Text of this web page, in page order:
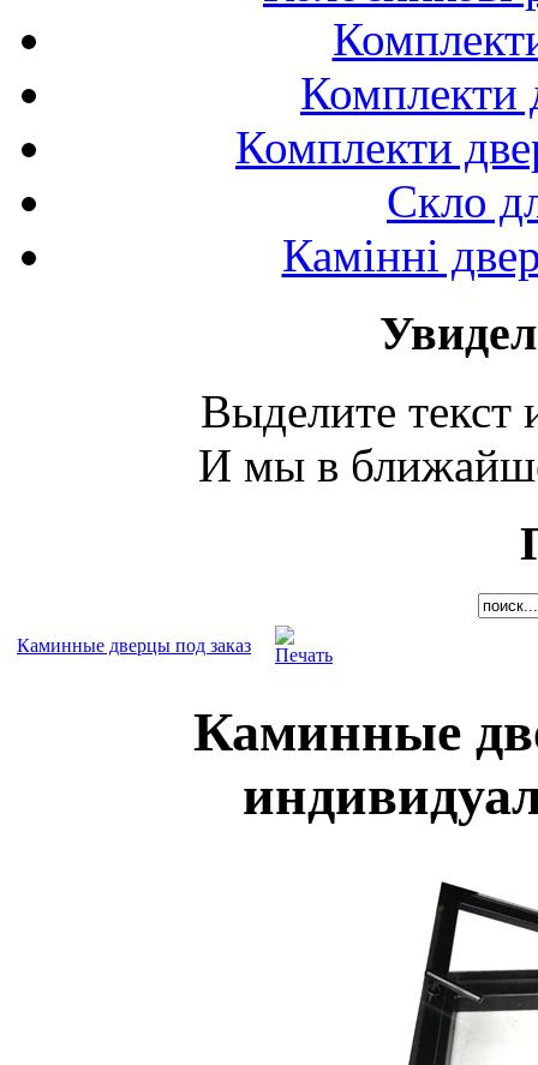
Комплекти
Комплекти
Скло
Камінні
Выделите
И мы в
Каминные дверцы под заказ
Каминные